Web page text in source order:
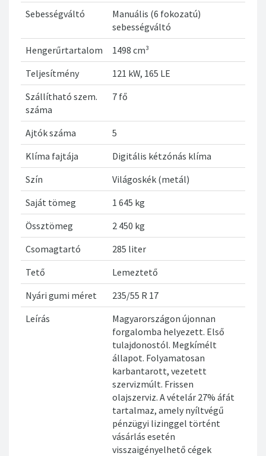
Sebességváltó
Manuális (6 fokozatú)
sebességváltó
Hengerűrtartalom
1498 cm³
Teljesítmény
121 kW, 165 LE
Szállítható szem.
száma
7 fő
Ajtók száma
5
Klíma fajtája
Digitális kétzónás klíma
Szín
Világoskék (metál)
Saját tömeg
1 645 kg
Össztömeg
2 450 kg
Csomagtartó
285 liter
Tető
Lemeztető
Nyári gumi méret
235/55 R 17
Leírás
Magyarországon újonnan
forgalomba helyezett. Első
tulajdonostól. Megkímélt
állapot. Folyamatosan
karbantarott, vezetett
szervizmúlt. Frissen
olajszerviz. A vételár 27% áfát
tartalmaz, amely nyíltvégű
pénzügyi lizinggel történt
vásárlás esetén
visszaigényelhető cégek